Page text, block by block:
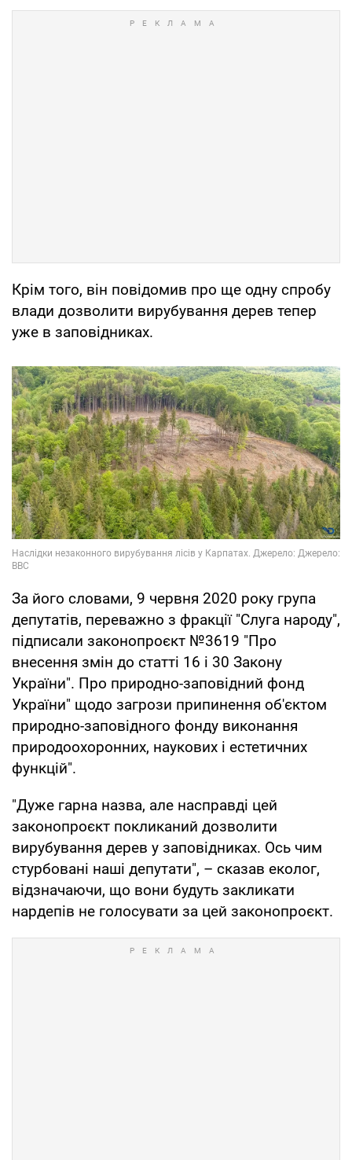
Крім того, він повідомив про ще одну спробу
влади дозволити вирубування дерев тепер
уже в заповідниках.
За його словами, 9 червня 2020 року група
депутатів, переважно з фракції "Слуга народу",
підписали законопроєкт №3619 "Про
внесення змін до статті 16 і 30 Закону
України". Про природно-заповідний фонд
України" щодо загрози припинення об'єктом
природно-заповідного фонду виконання
природоохоронних, наукових і естетичних
функцій".
"Дуже гарна назва, але насправді цей
законопроєкт покликаний дозволити
вирубування дерев у заповідниках. Ось чим
стурбовані наші депутати", – сказав еколог,
відзначаючи, що вони будуть закликати
нардепів не голосувати за цей законопроєкт.